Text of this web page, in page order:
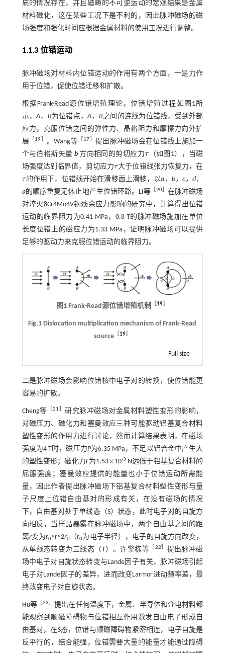
质的情况存在，并且磁畴的不可逆运动的宏观结果是金属
材料磁化，这在某些工况下是不利的，因此脉冲磁场的磁
场强度和强化时间应根据金属材料的使用工况进行调整。
1.1.3 位错运动
脉冲磁场对材料内位错运动的作用有两个方面，一是力作
用于位错，促使位错迁移和扩散。
根据Frank-Read源位错增殖理论，位错增殖过程如 图1所
示，A， B为位错点，A， B之间的连线为位错线，受到外部
应力，克服位错之间的弹性力、晶格阻力和摩擦力向外扩
展
19 。Wang等［ 17
提出脉冲磁场会在位错线上施加一
个与伯格斯矢量 b方向相同的剪切应力τ
τ （如 图1），当磁
场强度达到临界值，剪切应力τ
τ 大于位错线张力恢复力，在
τ
τ 的作用下，位错线开始在滑移面上滑移，以a，b，c，d，
a的顺序重复无休止地产生位错环路。Li等［ 20］ 在脉冲磁场
对淬火8Cr4Mo4V钢残余应力影响的研究中，计算得出位错
运动的临界阻力为0.41 MPa，0.8 T的脉冲磁场施加在单位
长度位错上的磁应力为1.33 MPa，证明脉冲磁场可以提供
足够的驱动力来克服位错运动的临界阻力。
图1 Frank-Read源位错增殖机制 19］
Fig.1 Dislocation multiplication mechanism of Frank-Read
source
19］
Full size
二是脉冲磁场会影响位错核中电子对的转换，使位错能更
容易的扩散。
Cheng等 ［21 ］研究脉冲磁场对金属材料塑性变形的影响，
对磁压力、磁化力和塞曼效应三种可能驱动铝基复合材料
塑性变形的作用力进行讨论，然而计算结果表明，在磁场
强度为4 T时，磁压力P为6.35 MPa，不足以铝合金中产生大
的塑性变形；磁化力F为1.53×
× 10-3 N远低于铝基复合材料的
屈服强度；塞曼效应提供的能量也小于位错运动所需能
量，因此作者提出脉冲磁场下铝基复合材料塑性变形与量
子尺度上位错自由基对的形成有关，在没有磁场的情况
下，自由基对处于单线态（S）状态，此时电子对的自旋方
向相反，当样品暴露在脉冲磁场中，两个自由基之间的距
离r变为r0≤r≤2r0 （r0为电子半径），电子的自旋方向改变，
从单线态转变为三线态（T）。许擎栋等
22
提出脉冲磁
场中电子对自旋状态转变与Lande因子有关，脉冲磁场引起
电子对Lande因子的差异，进而改变Larmor进动频率差，最
终改变电子对自旋状态。
Hu等［ 23 ］提出在任何温度下，金属、半导体和介电材料都
能观察到顺磁障碍物与位错相互作用激发自由电子形成自
由基对，在S态，位错与顺磁障碍物紧密相连，电子自旋是
反平行的，结合能强，位错需要大量的能量才能通过障碍